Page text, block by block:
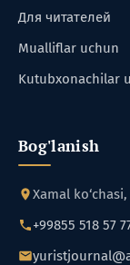
Для читателей
Mualliflar uchun
Kutubxonachilar
Bog'lanish
Xamal
+99855 518 57